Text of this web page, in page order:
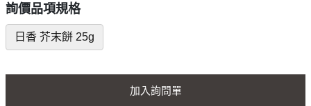
詢價品項規格
日香 芥末餅 25g
加入詢問單